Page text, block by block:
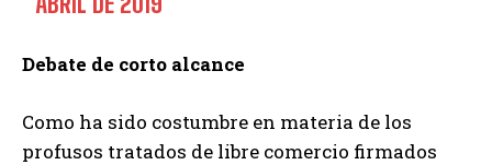
Debate de corto alcance
Como ha sido costumbre en materia de los
profusos tratados de libre comercio firmados